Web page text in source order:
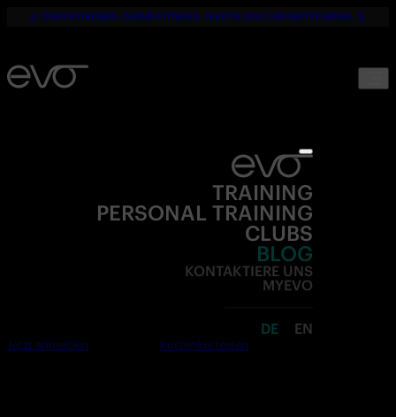
☀️ DEIN SOMMER. DEINE FITNESS. NUR 19,90€ BIS SEPTEMBER. 💪
TRAINING
PERSONAL TRAINING
CLUBS
BLOG
KONTAKTIERE UNS
MYEVO
DE EN
Jetzt anmelden Kostenlos testen